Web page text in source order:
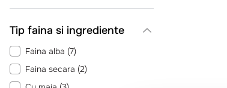
Tip faina si ingrediente
Faina alba (7)
Faina secara (2)